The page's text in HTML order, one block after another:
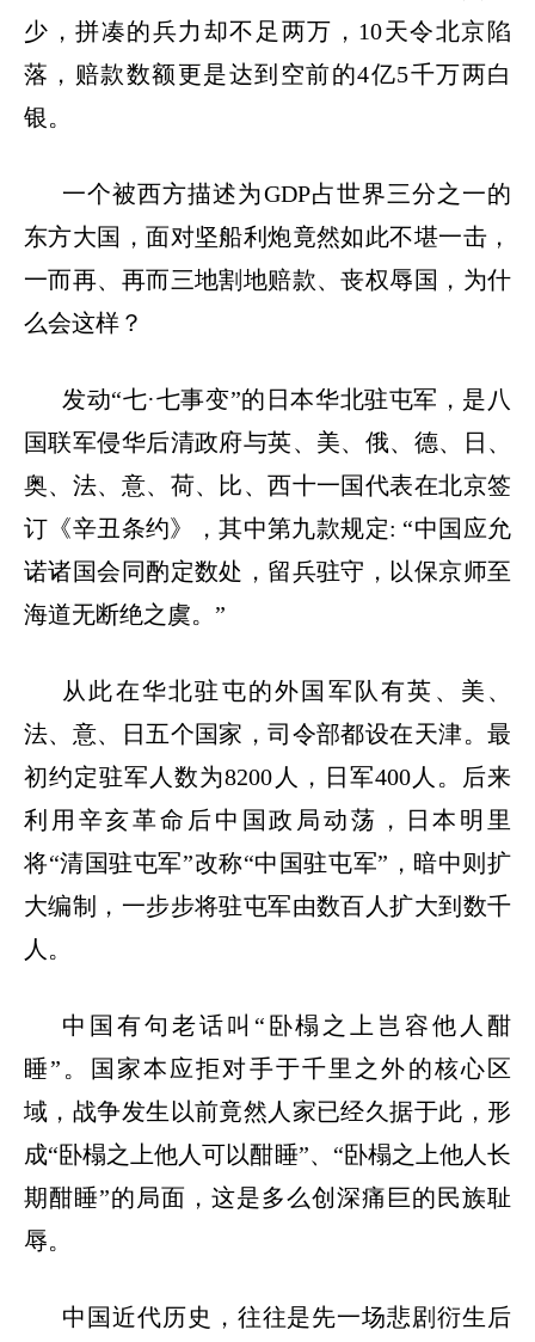
少，拼凑的兵力却不足两万，10天令北京陷
落，赔款数额更是达到空前的4亿5千万两白
银。
一个被西方描述为GDP占世界三分之一的
东方大国，面对坚船利炮竟然如此不堪一击，
一而再、再而三地割地赔款、丧权辱国，为什
么会这样？
发动“七·七事变”的日本华北驻屯军，是八
国联军侵华后清政府与英、美、俄、德、日、
奥、法、意、荷、比、西十一国代表在北京签
订《辛丑条约》，其中第九款规定: “中国应允
诺诸国会同酌定数处，留兵驻守，以保京师至
海道无断绝之虞。”
从此在华北驻屯的外国军队有英、美、
法、意、日五个国家，司令部都设在天津。最
初约定驻军人数为8200人，日军400人。后来
利用辛亥革命后中国政局动荡，日本明里
将“清国驻屯军”改称“中国驻屯军”，暗中则扩
大编制，一步步将驻屯军由数百人扩大到数千
人。
中国有句老话叫 “卧榻之上岂容他人酣
睡”。国家本应拒对手于千里之外的核心区
域，战争发生以前竟然人家已经久据于此，形
成“卧榻之上他人可以酣睡”、“卧榻之上他人长
期酣睡”的局面，这是多么创深痛巨的民族耻
辱。
中国近代历史，往往是先一场悲剧衍生后